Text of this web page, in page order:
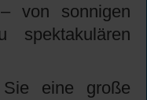
von sonnigen
spektakulären
eine große